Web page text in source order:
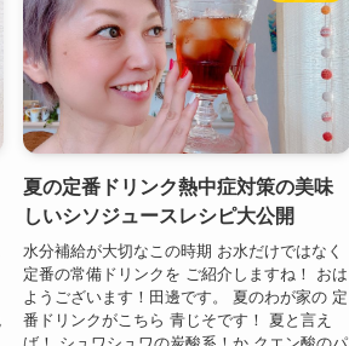
夏の定番ドリンク熱中症対策の美味
しいシソジュースレシピ大公開
水分補給が大切なこの時期 お水だけではなく
定番の常備ドリンクを ご紹介しますね！ おは
ようございます！田邊です。 夏のわが家の 定
番ドリンクがこちら 青じそです！ 夏と言え